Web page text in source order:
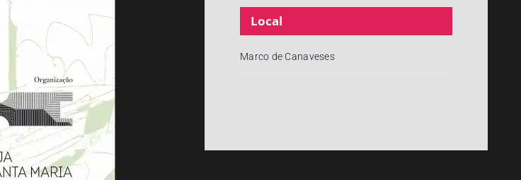
Local
Marco de Canaveses